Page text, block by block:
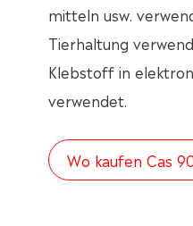
mitteln usw.
Tierhaltung
Klebstoff in
verwendet.
Wo kaufen Cas